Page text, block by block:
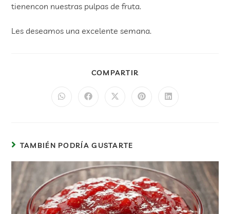
tienencon nuestras pulpas de fruta.
Les deseamos una excelente semana.
COMPARTIR
TAMBIÉN PODRÍA GUSTARTE